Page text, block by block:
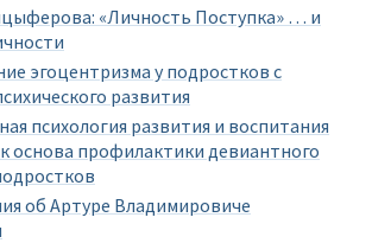
«Личность Поступка» … и
эгоцентризма у подростков с
развития
психология развития и воспитания
основа профилактики девиантного
об Артуре Владимировиче